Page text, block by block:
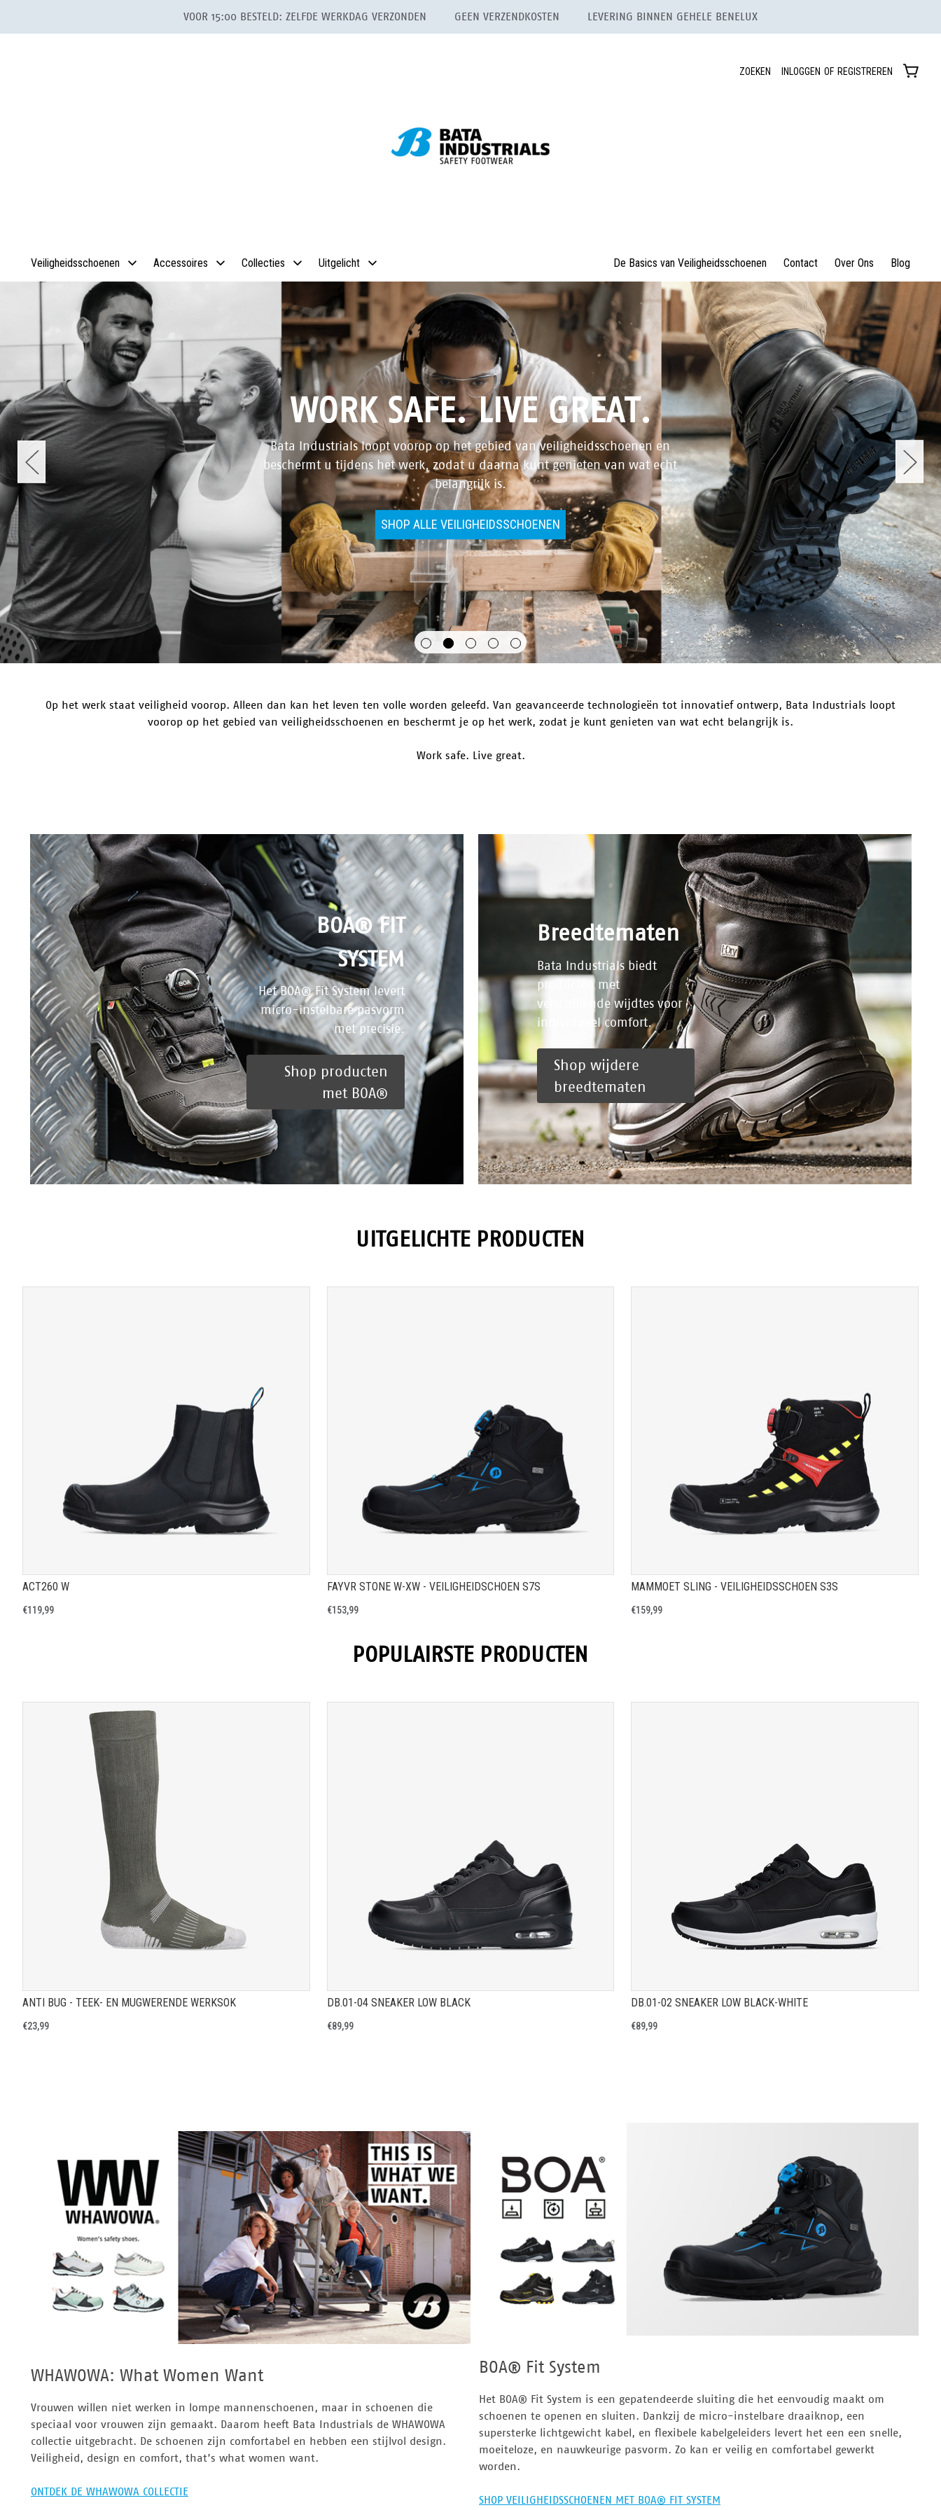
VOOR 15:00 BESTELD: ZELFDE WERKDAG VERZONDEN GEEN VERZENDKOSTEN LEVERING BINNEN GEHELE BENELUX
ZOEKEN INLOGGEN OF REGISTREREN
Veiligheidsschoenen Accessoires Collecties Uitgelicht De Basics van Veiligheidsschoenen Contact Over Ons Blog
WORK SAFE. LIVE GREAT.
Bata Industrials loopt voorop op het gebied van veiligheidsschoenen en
beschermt u tijdens het werk, zodat u daarna kunt genieten van wat echt
belangrijk is.
SHOP ALLE VEILIGHEIDSSCHOENEN
Op het werk staat veiligheid voorop. Alleen dan kan het leven ten volle worden geleefd. Van geavanceerde technologieën tot innovatief ontwerp, Bata Industrials loopt
voorop op het gebied van veiligheidsschoenen en beschermt je op het werk, zodat je kunt genieten van wat echt belangrijk is.
Work safe. Live great.
BOA® FIT
SYSTEM
Het BOA® Fit System levert
micro-instelbare pasvorm
met precisie.
Shop producten
met BOA®
Breedtematen
Bata Industrials biedt
producten met
verschillende wijdtes voor
individueel comfort.
Shop wijdere
breedtematen
UITGELICHTE PRODUCTEN
TOON PRODUCTPAGINA
ACT260 W
€119,99
TOON PRODUCTPAGINA
FAYVR STONE W-XW - VEILIGHEIDSCHOEN S7S
€153,99
TOON PRODUCTPAGINA
MAMMOET SLING - VEILIGHEIDSSCHOEN S3S
€159,99
POPULAIRSTE PRODUCTEN
TOON PRODUCTPAGINA
ANTI BUG - TEEK- EN MUGWERENDE WERKSOK
€23,99
TOON PRODUCTPAGINA
DB.01-04 SNEAKER LOW BLACK
€89,99
TOON PRODUCTPAGINA
DB.01-02 SNEAKER LOW BLACK-WHITE
€89,99
WHAWOWA: What Women Want
Vrouwen willen niet werken in lompe mannenschoenen, maar in schoenen die
speciaal voor vrouwen zijn gemaakt. Daarom heeft Bata Industrials de WHAWOWA
collectie uitgebracht. De schoenen zijn comfortabel en hebben een stijlvol design.
Veiligheid, design en comfort, that’s what women want.
ONTDEK DE WHAWOWA COLLECTIE
BOA® Fit System
Het BOA® Fit System is een gepatendeerde sluiting die het eenvoudig maakt om
schoenen te openen en sluiten. Dankzij de micro-instelbare draaiknop, een
supersterke lichtgewicht kabel, en flexibele kabelgeleiders levert het een een snelle,
moeiteloze, en nauwkeurige pasvorm. Zo kan er veilig en comfortabel gewerkt
worden.
SHOP VEILIGHEIDSSCHOENEN MET BOA® FIT SYSTEM